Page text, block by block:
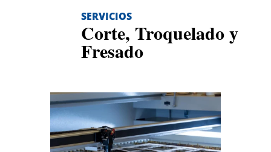
Corte, Troquelado y
Fresado
SERVICIOS